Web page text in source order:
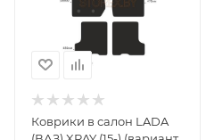
Коврики в салон LADA